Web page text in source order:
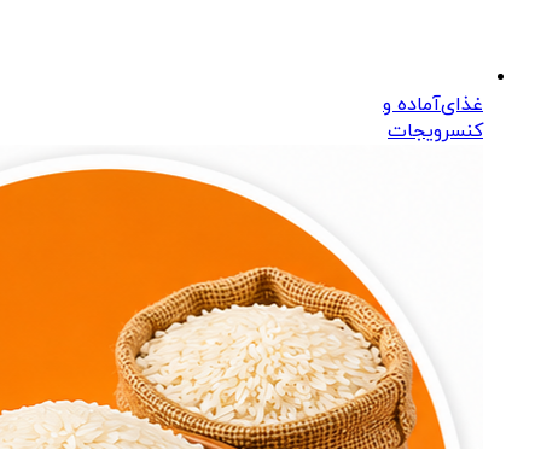
غذای‌آماده و
کنسرویجات